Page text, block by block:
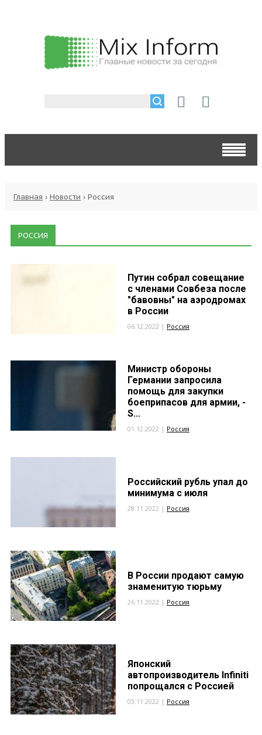
Главная › Новости › Россия
РОССИЯ
Путин собрал совещание
с членами Совбеза после
"бавовны" на аэродромах
в России
06.12.2022 | Россия
Министр обороны
Германии запросила
помощь для закупки
боеприпасов для армии, -
S...
01.12.2022 | Россия
Российский рубль упал до
минимума с июля
28.11.2022 | Россия
В России продают самую
знаменитую тюрьму
26.11.2022 | Россия
Японский
автопроизводитель Infiniti
попрощался с Россией
03.11.2022 | Россия